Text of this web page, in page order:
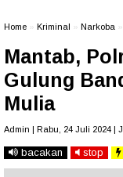
Home Kriminal Narkoba
Mantab,
Gulung
Mulia
Admin | Rabu, 24 Juli 2024 |
bacakan stop